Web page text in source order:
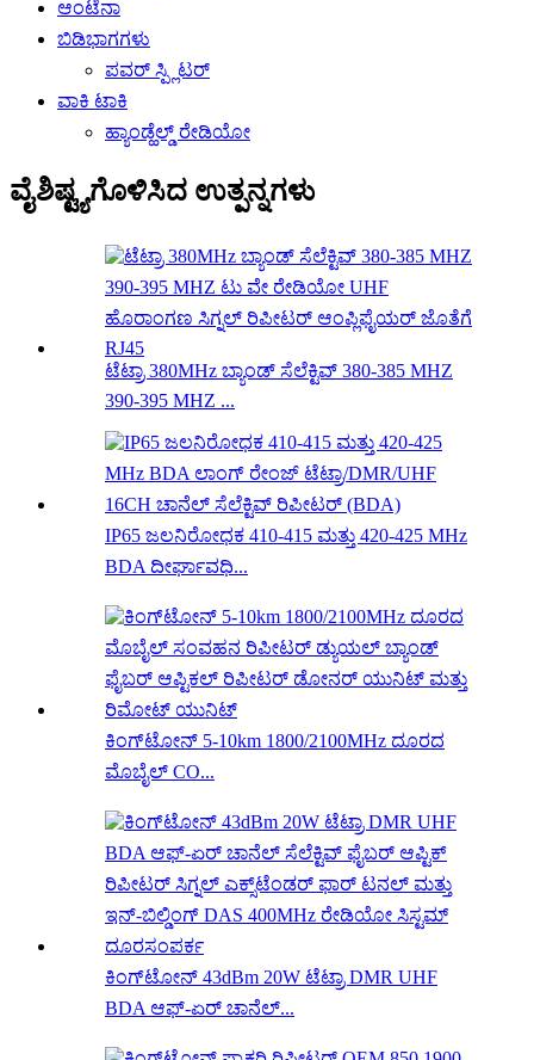
ಆಂಟೆನಾ
ಬಿಡಿಭಾಗಗಳು
ಪವರ್ ಸ್ಪ್ಲಿಟರ್
ವಾಕಿ ಟಾಕಿ
ಹ್ಯಾಂಡ್ಹೆಲ್ಡ್ ರೇಡಿಯೋ
ವೈಶಿಷ್ಟ್ಯಗೊಳಿಸಿದ ಉತ್ಪನ್ನಗಳು
ಟೆಟ್ರಾ 380MHz ಬ್ಯಾಂಡ್ ಸೆಲೆಕ್ಟಿವ್ 380-385 MHZ
390-395 MHZ ...
IP65 ಜಲನಿರೋಧಕ 410-415 ಮತ್ತು 420-425 MHz
BDA ದೀರ್ಘಾವಧಿ...
ಕಿಂಗ್‌ಟೋನ್ 5-10km 1800/2100MHz ದೂರದ
ಮೊಬೈಲ್ CO...
ಕಿಂಗ್‌ಟೋನ್ 43dBm 20W ಟೆಟ್ರಾ DMR UHF
BDA ಆಫ್-ಏರ್ ಚಾನೆಲ್...